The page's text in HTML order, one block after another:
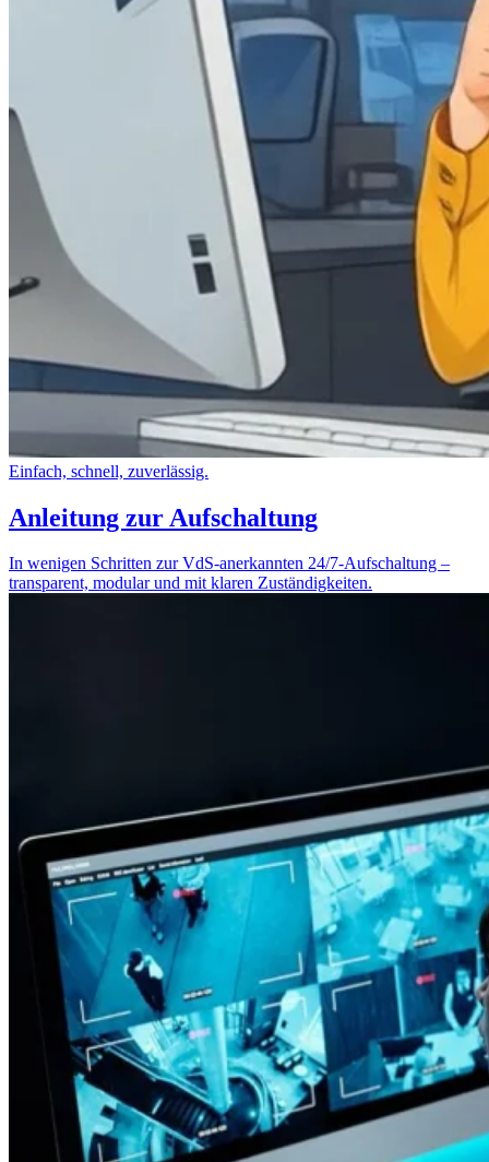
Einfach, schnell, zuverlässig.
Anleitung zur Aufschaltung
In wenigen Schritten zur VdS-anerkannten 24/7-Aufschaltung –
transparent, modular und mit klaren Zuständigkeiten.